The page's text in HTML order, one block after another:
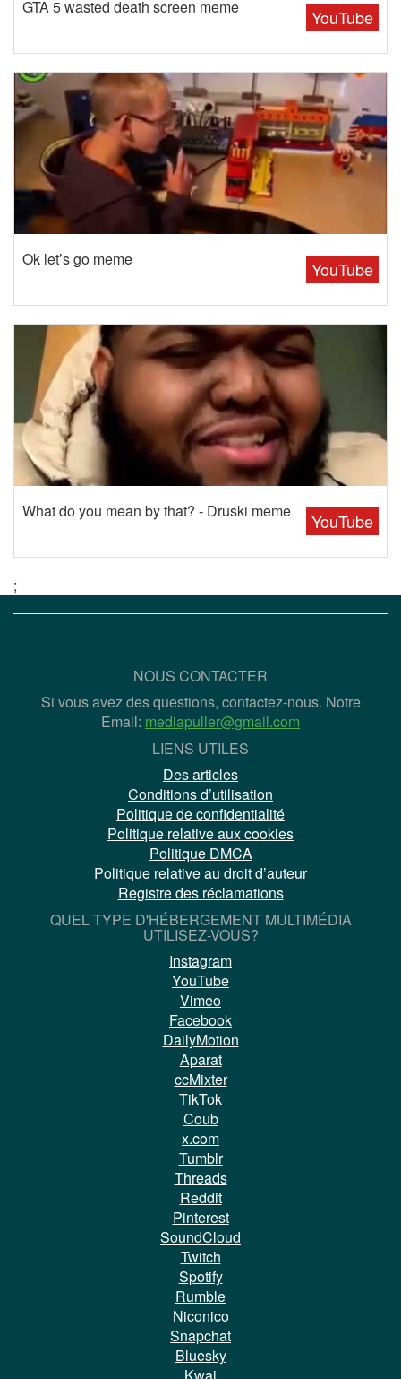
YouTube
GTA 5 wasted death screen meme
YouTube
Ok let’s go meme
YouTube
What do you mean by that? - Druski meme
;
NOUS CONTACTER
Si vous avez des questions, contactez-nous. Notre
Email: mediapuller@gmail.com
LIENS UTILES
Des articles
Conditions d’utilisation
Politique de confidentialité
Politique relative aux cookies
Politique DMCA
Politique relative au droit d’auteur
Registre des réclamations
QUEL TYPE D'HÉBERGEMENT MULTIMÉDIA
UTILISEZ-VOUS?
Instagram
YouTube
Vimeo
Facebook
DailyMotion
Aparat
ccMixter
TikTok
Coub
x.com
Tumblr
Threads
Reddit
Pinterest
SoundCloud
Twitch
Spotify
Rumble
Niconico
Snapchat
Bluesky
Kwai